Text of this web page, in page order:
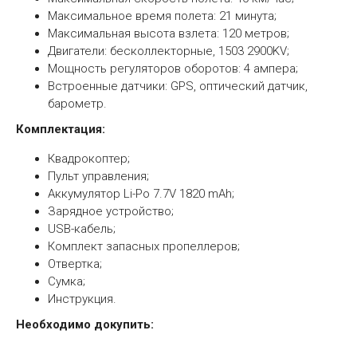
Максимальное время полета: 21 минута;
Максимальная высота взлета: 120 метров;
Двигатели: бесколлекторные, 1503 2900KV;
Мощность регуляторов оборотов: 4 ампера;
Встроенные датчики: GPS, оптический датчик,
барометр.
Комплектация:
Квадрокоптер;
Пульт управления;
Аккумулятор Li-Po 7.7V 1820 mAh;
Зарядное устройство;
USB-кабель;
Комплект запасных пропеллеров;
Отвертка;
Сумка;
Инструкция.
Необходимо докупить: